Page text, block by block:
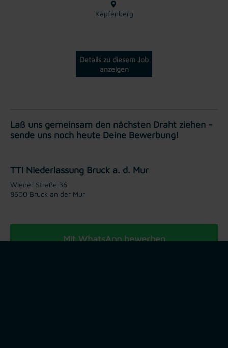
Kapfenberg
Details zu diesem Job
anzeigen
Laß uns gemeinsam den nächsten Draht ziehen -
sende uns noch heute Deine Bewerbung!
TTI Niederlassung Bruck a. d. Mur
Wiener Straße 36
8600 Bruck an der Mur
Mit WhatsApp bewerben